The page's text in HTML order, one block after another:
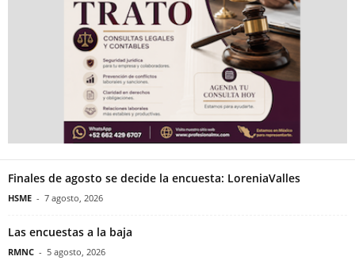
Finales de agosto se decide la encuesta: LoreniaValles
HSME - 7 agosto, 2026
Las encuestas a la baja
RMNC - 5 agosto, 2026